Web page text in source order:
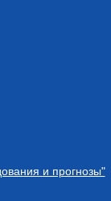
и прогнозы"